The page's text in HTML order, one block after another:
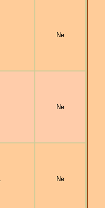
Ne
Ne
Ne